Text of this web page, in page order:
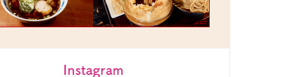
Instagram